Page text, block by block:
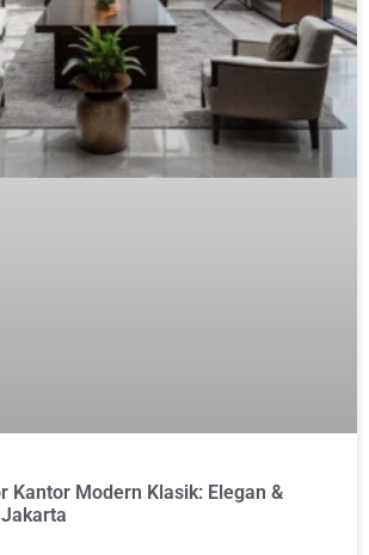
Kantor Modern Klasik: Elegan &